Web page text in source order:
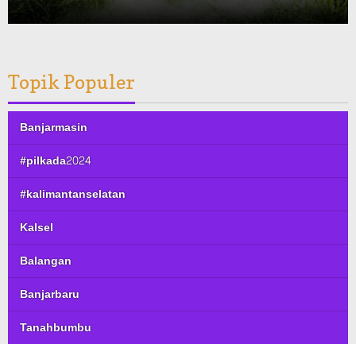
Topik Populer
Banjarmasin
#pilkada2024
#kalimantanselatan
Kalsel
Balangan
Banjarbaru
Tanahbumbu